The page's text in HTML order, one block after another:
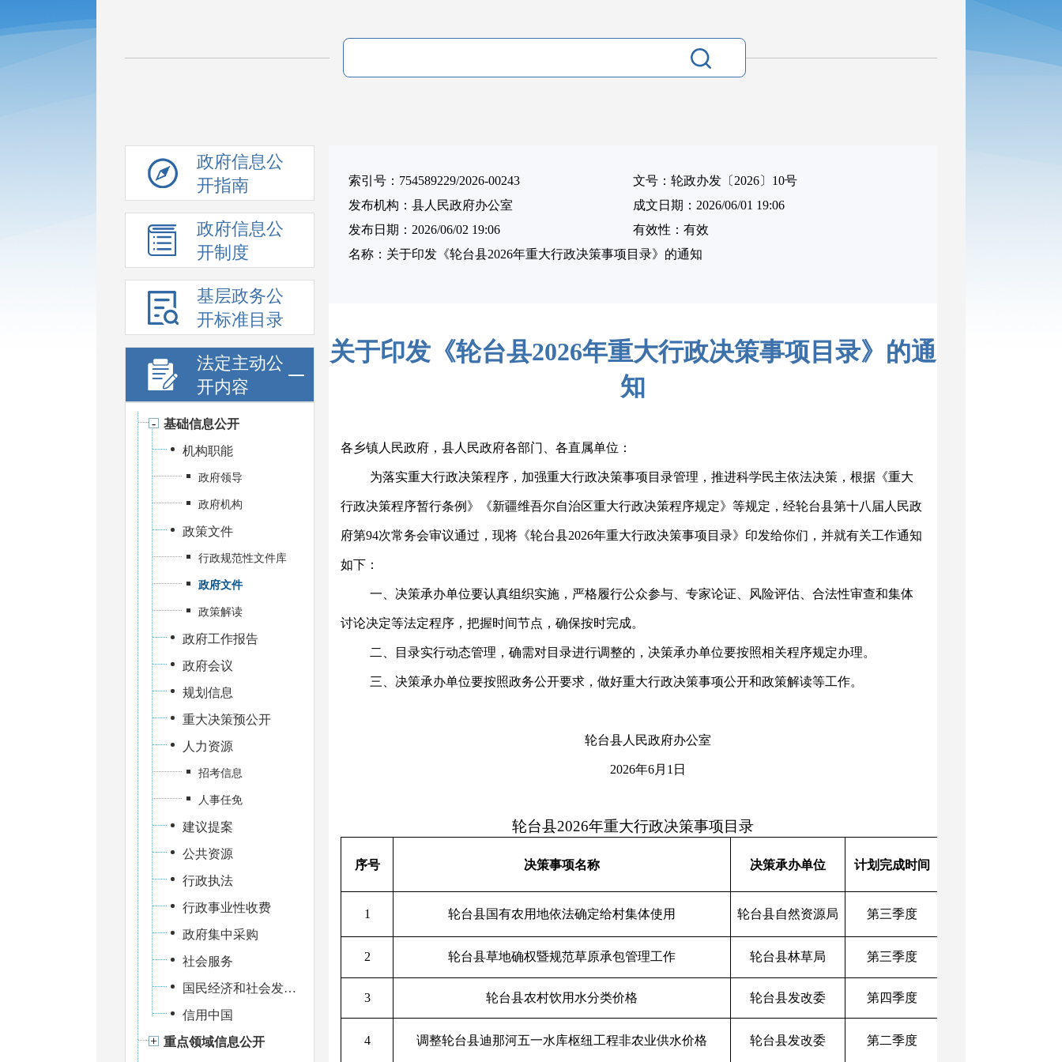
政府信息公
开指南
政府信息公
开制度
基层政务公
开标准目录
法定主动公
开内容
基础信息公开
机构职能
政府领导
政府机构
政策文件
行政规范性文件库
政府文件
政策解读
政府工作报告
政府会议
规划信息
重大决策预公开
人力资源
招考信息
人事任免
建议提案
公共资源
行政执法
行政事业性收费
政府集中采购
社会服务
国民经济和社会发展统计
信用中国
重点领域信息公开
索引号：754589229/2026-00243
文号：轮政办发〔2026〕10号
发布机构：县人民政府办公室
成文日期：2026/06/01 19:06
发布日期：2026/06/02 19:06
有效性：有效
名称：关于印发《轮台县2026年重大行政决策事项目录》的通知
关于印发《轮台县2026年重大行政决策事项目录》的通
知
各乡镇人民政府，县人民政府各部门、各直属单位：
为落实重大行政决策程序，加强重大行政决策事项目录管理，推进科学民主依法决策，根据《重大
行政决策程序暂行条例》《新疆维吾尔自治区重大行政决策程序规定》等规定，经轮台县第十八届人民政
府第94次常务会审议通过，现将《轮台县2026年重大行政决策事项目录》印发给你们，并就有关工作通知
如下：
一、决策承办单位要认真组织实施，严格履行公众参与、专家论证、风险评估、合法性审查和集体
讨论决定等法定程序，把握时间节点，确保按时完成。
二、目录实行动态管理，确需对目录进行调整的，决策承办单位要按照相关程序规定办理。
三、决策承办单位要按照政务公开要求，做好重大行政决策事项公开和政策解读等工作。
轮台县人民政府办公室
2026年6月1日
轮台县2026年重大行政决策事项目录
序号 决策事项名称 决策承办单位 计划完成时间
1 轮台县国有农用地依法确定给村集体使用 轮台县自然资源局 第三季度
2 轮台县草地确权暨规范草原承包管理工作 轮台县林草局 第三季度
3 轮台县农村饮用水分类价格 轮台县发改委 第四季度
4 调整轮台县迪那河五一水库枢纽工程非农业供水价格 轮台县发改委 第二季度